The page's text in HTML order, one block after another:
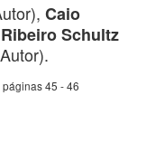
Caio
Schultz
páginas 45 - 46